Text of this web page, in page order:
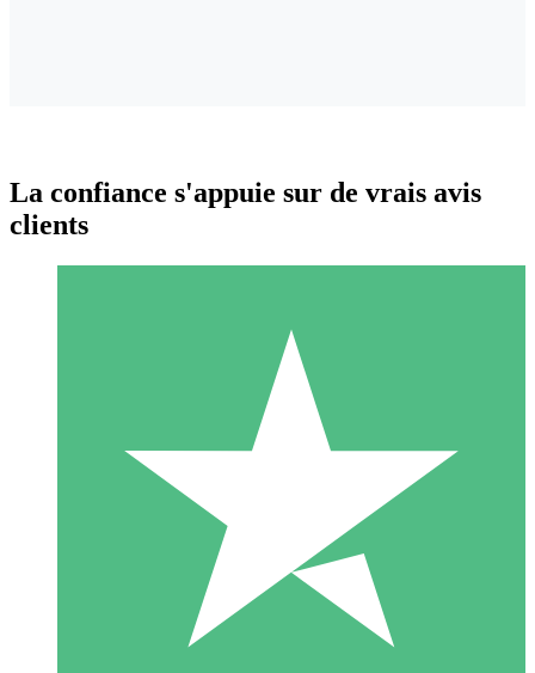
Packs de Crédits Individuels
Payez à l'utilisation avec des crédits de téléchargement. Sans
1 Téléchargement
10 00
La confiance s'appuie sur de vrais avis
clients